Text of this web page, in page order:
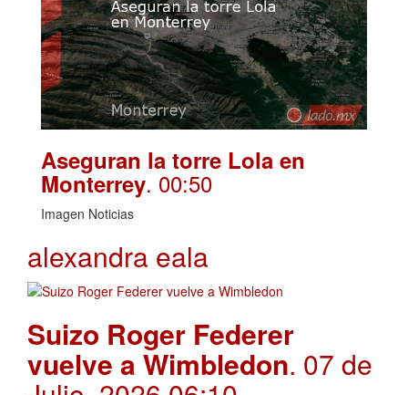
Aseguran la torre Lola en
Monterrey. 00:50
Imagen Noticias
alexandra eala
Suizo Roger Federer
vuelve a Wimbledon. 07 de